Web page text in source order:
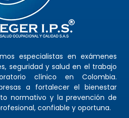
especialistas en exámenes
seguridad y salud en el trabajo
clínico en Colombia.
a fortalecer el bienestar
normativo y la prevención de
confiable y oportuna.